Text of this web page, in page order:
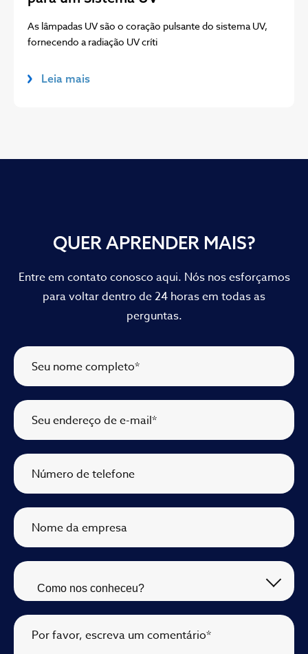
As lâmpadas UV são o coração pulsante do sistema UV,
fornecendo a radiação UV críti
Leia mais
QUER APRENDER MAIS?
Entre em contato conosco aqui. Nós nos esforçamos
para voltar dentro de 24 horas em todas as
perguntas.
Seu nome completo*
Seu endereço de e-mail*
Número de telefone
Nome da empresa
Por favor, escreva um comentário*